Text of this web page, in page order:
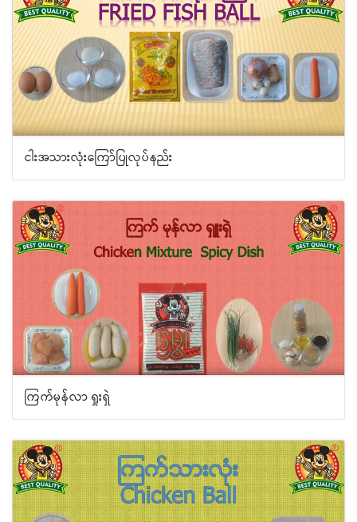
ငါးအသားလုံးကြော်ပြုလုပ်နည်း
ကြက်မုန်လာ ရှုးရှဲ